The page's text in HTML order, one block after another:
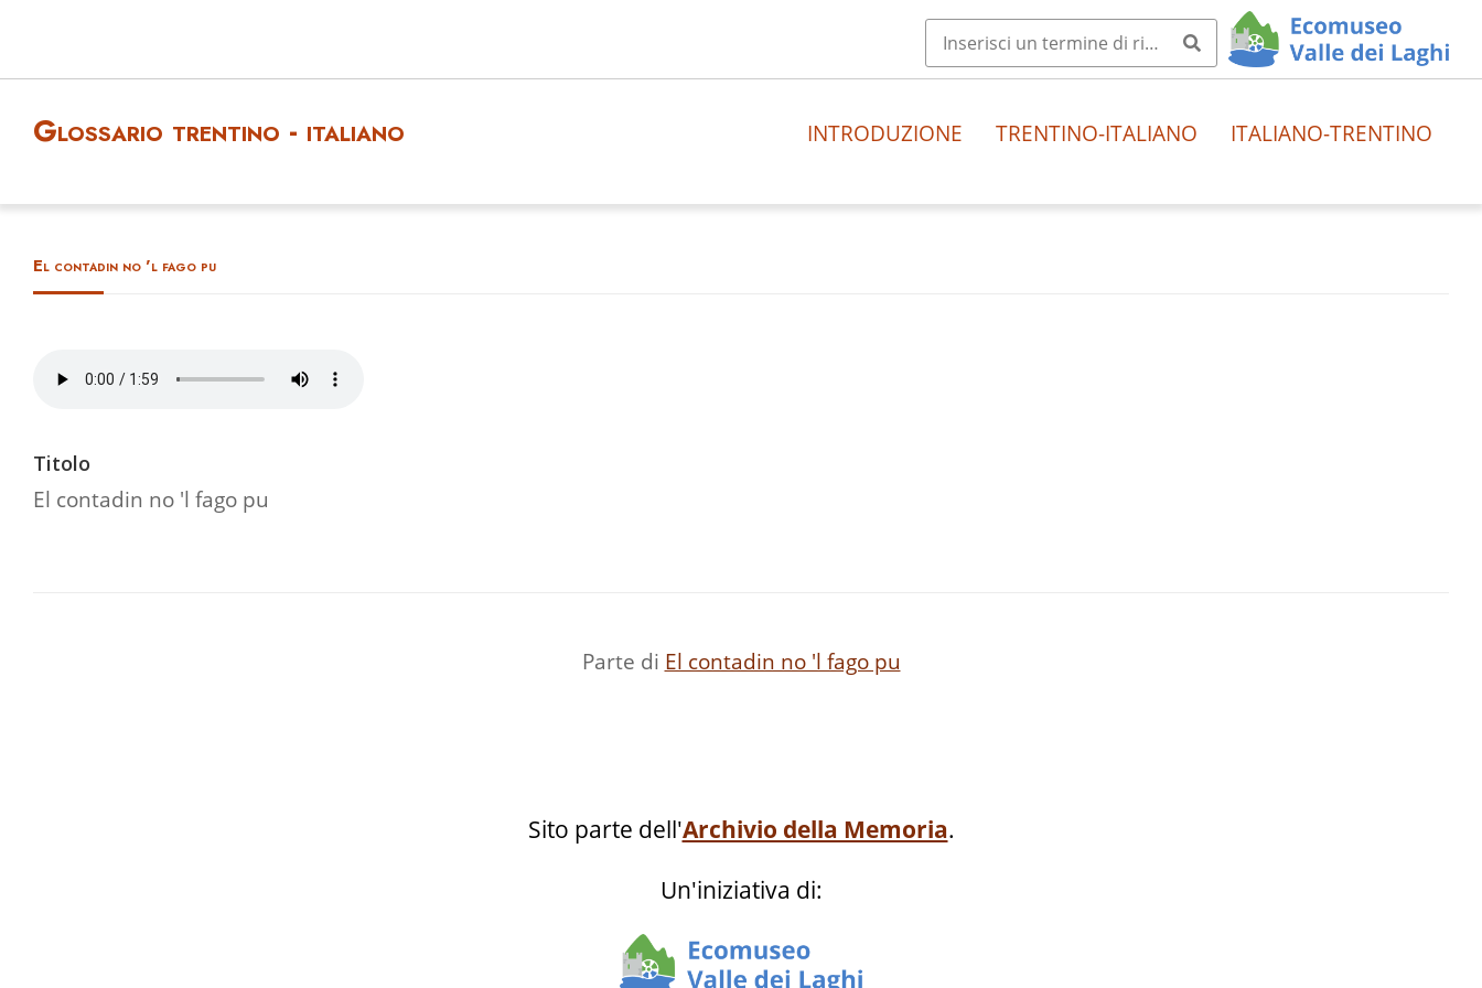
Glossario trentino - italiano INTRODUZIONE TRENTINO-ITALIANO ITALIANO-TRENTINO
El contadin no 'l fago pu
Titolo
El contadin no 'l fago pu
Parte di El contadin no 'l fago pu
Sito parte dell'Archivio della Memoria.
Un'iniziativa di: